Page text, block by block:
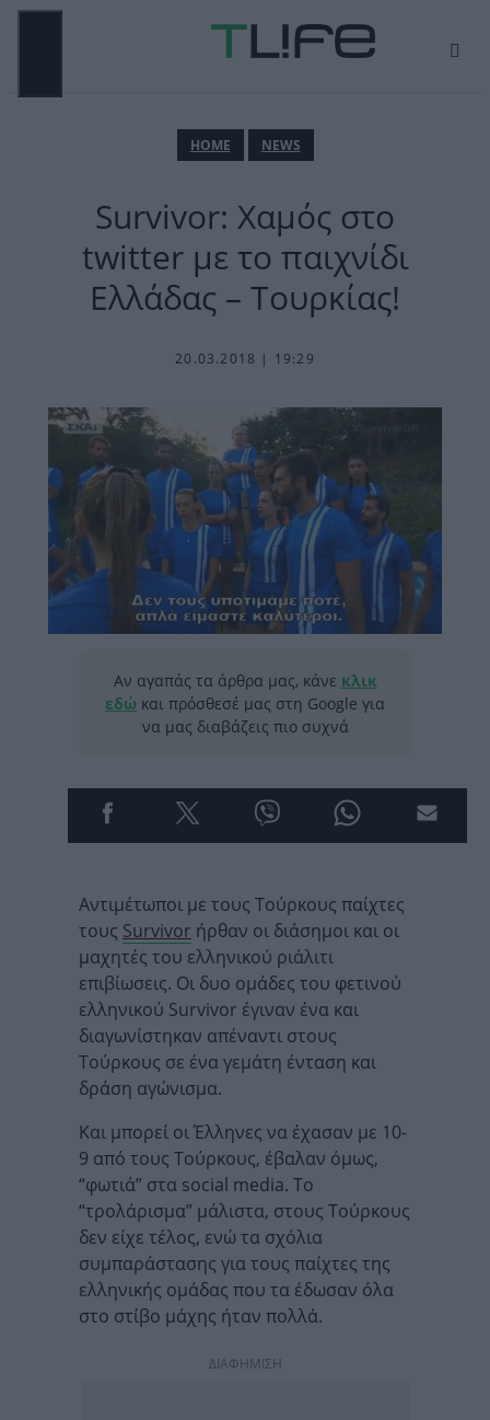
Μετάβαση
ΗΟΜΕ NEWS
Survivor: Χαμός στο
twitter με το παιχνίδι
Ελλάδας – Τουρκίας!
20.03.2018 | 19:29
Αν αγαπάς τα άρθρα μας, κάνε κλικ
εδώ και πρόσθεσέ μας στη Google για
να μας διαβάζεις πιο συχνά
Αντιμέτωποι με τους Τούρκους παίχτες
τους Survivor ήρθαν οι διάσημοι και οι
μαχητές του ελληνικού ριάλιτι
επιβίωσεις. Οι δυο ομάδες του φετινού
ελληνικού Survivor έγιναν ένα και
διαγωνίστηκαν απέναντι στους
Τούρκους σε ένα γεμάτη ένταση και
δράση αγώνισμα.
Και μπορεί οι Έλληνες να έχασαν με 10-
9 από τους Τούρκους, έβαλαν όμως,
“φωτιά” στα social media. Το
“τρολάρισμα” μάλιστα, στους Τούρκους
δεν είχε τέλος, ενώ τα σχόλια
συμπαράστασης για τους παίχτες της
ελληνικής ομάδας που τα έδωσαν όλα
στο στίβο μάχης ήταν πολλά.
ΔΙΑΦΗΜΙΣΗ